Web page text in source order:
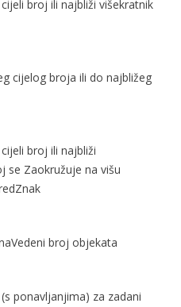
broj ili najbliži višekratnik
cijelog broja ili do najbližeg
broj ili najbliži
se Zaokružuje na višu
broj objekata
ponavljanjima) za zadani